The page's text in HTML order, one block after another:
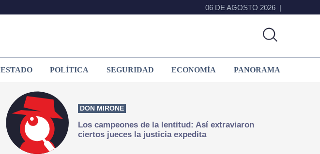
06 DE AGOSTO 2026
ESTADO POLÍTICA SEGURIDAD ECONOMÍA PANORAMA
DON MIRONE
Los campeones de la lentitud: Así extraviaron
ciertos jueces la justicia expedita